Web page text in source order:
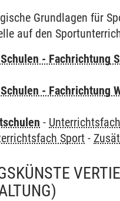
Grundlagen für
auf den
- Fachrichtung
- Fachrichtung
-
Sport -